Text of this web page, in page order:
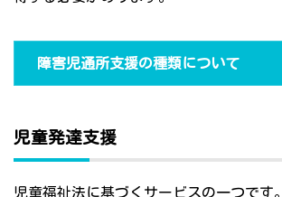
障害児通所支援の種類について
児童発達支援
児童福祉法に基づくサービスの一つです。